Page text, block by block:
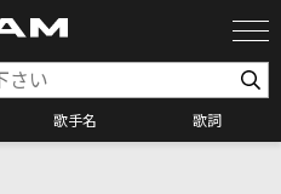
歌手名 歌詞